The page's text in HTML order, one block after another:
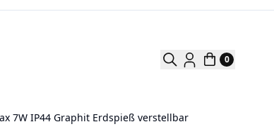
0
7W IP44 Graphit Erdspieß verstellbar